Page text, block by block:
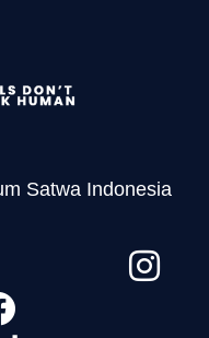
Satwa Indonesia